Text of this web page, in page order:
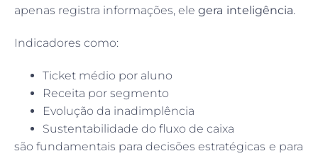
apenas registra informações, elegera inteligência.
Indicadores como:
Ticket médio por aluno
Receita por segmento
Evolução da inadimplência
Sustentabilidade do fluxo de caixa
são fundamentais para decisões estratégicas e para